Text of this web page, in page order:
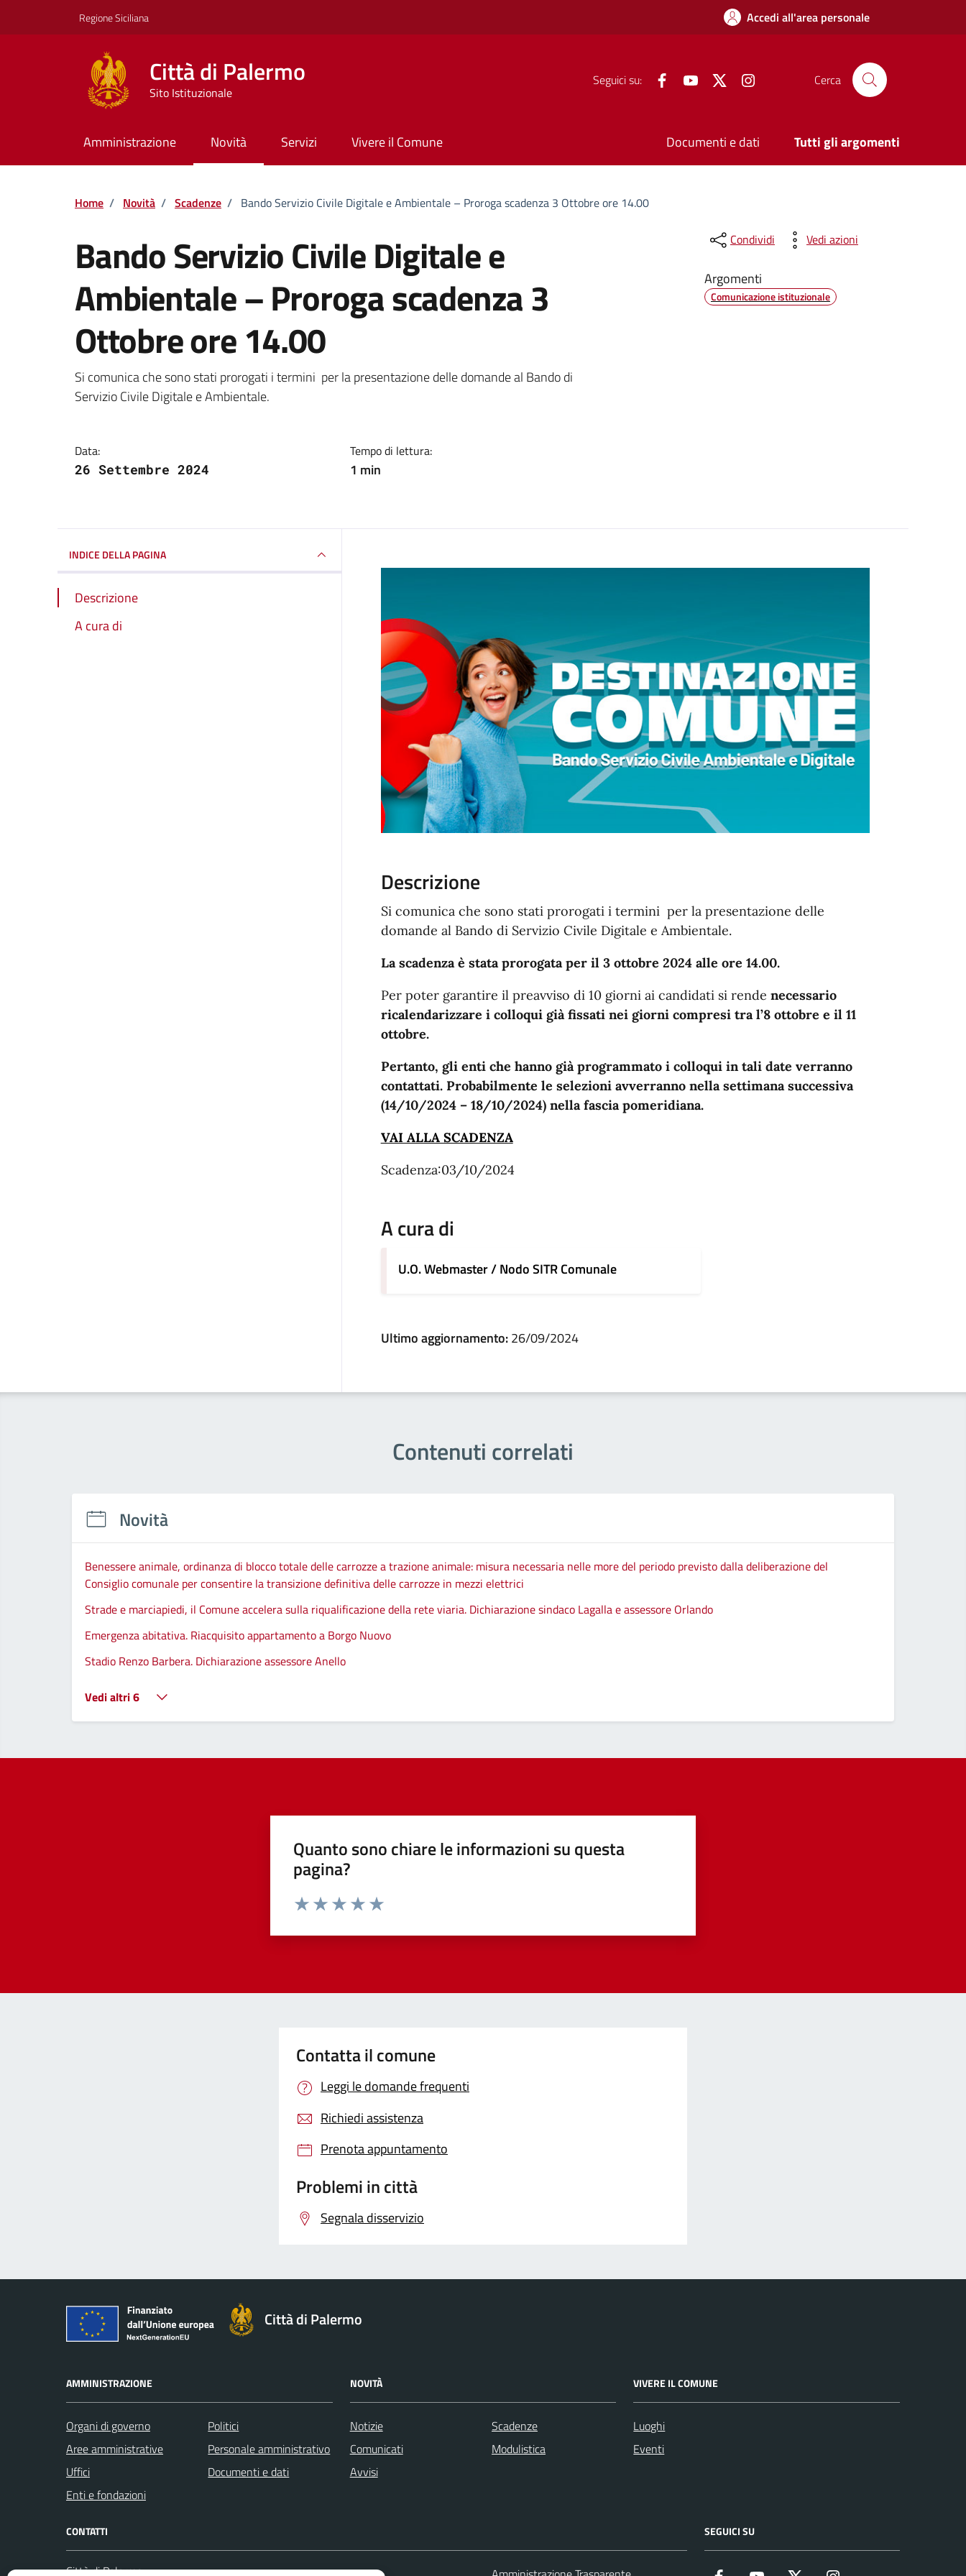
Regione Siciliana Accedi all'area personale
Città di Palermo
Sito Istituzionale
Seguici su: FacebookYouTube Twitter Cerca
Amministrazione Novità Servizi Vivere il Comune Documenti e dati Tutti gli argomenti
Home / Novità / Scadenze / Bando Servizio Civile Digitale e Ambientale – Proroga scadenza 3 Ottobre ore 14.00
Bando Servizio Civile Digitale e
Ambientale – Proroga scadenza 3
Ottobre ore 14.00
Dettagli della notizia
Si comunica che sono stati prorogati i termini per la presentazione delle domande al Bando di
Servizio Civile Digitale e Ambientale.
Data:
26 Settembre 2024
Tempo di lettura:
1 min
Condividi Vedi azioni
Argomenti
Comunicazione istituzionale
INDICE DELLA PAGINA
Descrizione
A cura di
Descrizione
Si comunica che sono stati prorogati i termini per la presentazione delle
domande al Bando di Servizio Civile Digitale e Ambientale.
La scadenza è stata prorogata per il 3 ottobre 2024 alle ore 14.00.
Per poter garantire il preavviso di 10 giorni ai candidati si rende necessario
ricalendarizzare i colloqui già fissati nei giorni compresi tra l’8 ottobre e il 11
ottobre.
Pertanto, gli enti che hanno già programmato i colloqui in tali date verranno
contattati. Probabilmente le selezioni avverranno nella settimana successiva
(14/10/2024 – 18/10/2024) nella fascia pomeridiana.
VAI ALLA SCADENZA
Scadenza:03/10/2024
A cura di
U.O. Webmaster / Nodo SITR Comunale
Ultimo aggiornamento:26/09/2024
Contenuti correlati
Novità
Benessere animale, ordinanza di blocco totale delle carrozze a trazione animale: misura necessaria nelle more del periodo previsto dalla deliberazione del
Consiglio comunale per consentire la transizione definitiva delle carrozze in mezzi elettrici
Strade e marciapiedi, il Comune accelera sulla riqualificazione della rete viaria. Dichiarazione sindaco Lagalla e assessore Orlando
Emergenza abitativa. Riacquisito appartamento a Borgo Nuovo
Stadio Renzo Barbera. Dichiarazione assessore Anello
Vedi altri 6
Quanto sono chiare le informazioni su questa
pagina?
Contatta il comune
Leggi le domande frequenti
Richiedi assistenza
Prenota appuntamento
Problemi in città
Segnala disservizio
Città di Palermo
AMMINISTRAZIONE
Organi di governo
Aree amministrative
Uffici
Enti e fondazioni
Politici
Personale amministrativo
Documenti e dati
NOVITÀ
Notizie
Comunicati
Avvisi
Scadenze
Modulistica
VIVERE IL COMUNE
Luoghi
Eventi
CONTATTI
Città di Palermo
SEGUICI SU